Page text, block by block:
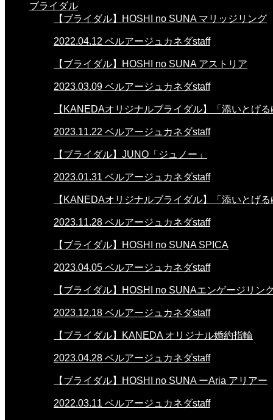
ブライダル
【ブライダル】HOSHI no SUNA マリッジリング
2022.04.12 ベルアージュカネダstaff
【ブライダル】HOSHI no SUNA アストリア
2023.03.09 ベルアージュカネダstaff
【KANEDAオリジナルブライダル】「添いとげる
2023.11.22 ベルアージュカネダstaff
【ブライダル】JUNO「ジュノー」
2023.01.31 ベルアージュカネダstaff
【KANEDAオリジナルブライダル】「添いとげる
2023.11.28 ベルアージュカネダstaff
【ブライダル】HOSHI no SUNA SPICA
2023.04.05 ベルアージュカネダstaff
【ブライダル】HOSHI no SUNAエンゲージリン
2023.12.18 ベルアージュカネダstaff
【ブライダル】KANEDA オリジナル婚約指輪
2023.04.28 ベルアージュカネダstaff
【ブライダル】HOSHI no SUNA ーAria アリアー
2022.03.11 ベルアージュカネダstaff